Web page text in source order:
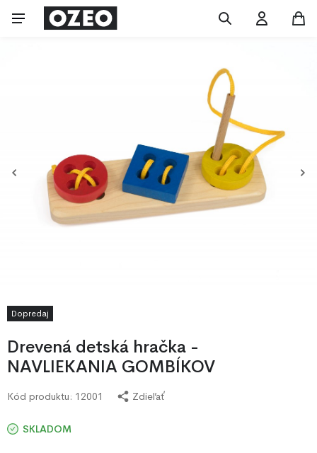
Dopredaj
Drevená detská hračka -
NAVLIEKANIA GOMBÍKOV
Kód produktu: 12001 Zdieľať
SKLADOM